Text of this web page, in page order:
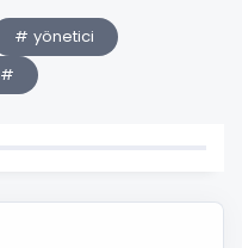
# yönetici
#